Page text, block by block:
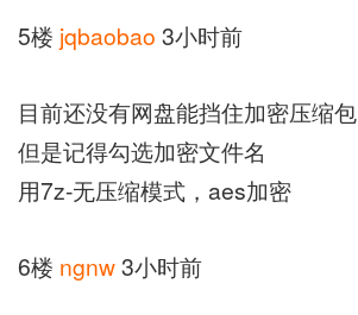
5楼 jqbaobao 3小时前
目前还没有网盘能挡住加密压缩包
但是记得勾选加密文件名
用7z-无压缩模式，aes加密
6楼 ngnw3小时前